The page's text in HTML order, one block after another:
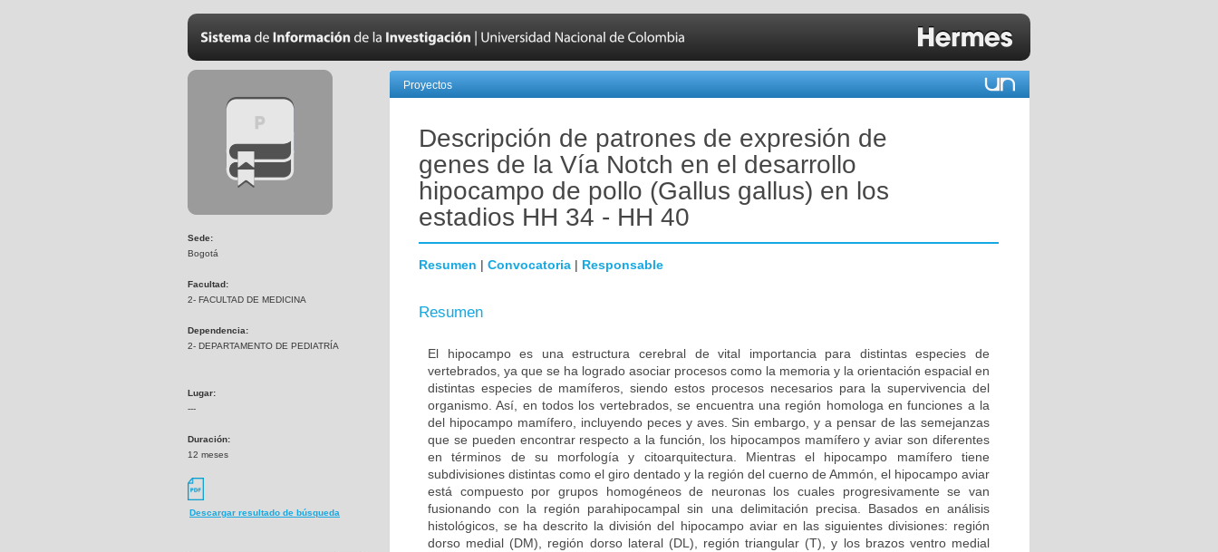
Sede:
Bogotá
Facultad:
2- FACULTAD DE MEDICINA
Dependencia:
2- DEPARTAMENTO DE PEDIATRÍA
Lugar:
---
Duración:
12 meses
Descargar resultado de búsqueda
Proyectos
Descripción de patrones de expresión de
genes de la Vía Notch en el desarrollo
hipocampo de pollo (Gallus gallus) en los
estadios HH 34 - HH 40
Resumen | Convocatoria | Responsable
Resumen
El hipocampo es una estructura cerebral de vital importancia para distintas especies de
vertebrados, ya que se ha logrado asociar procesos como la memoria y la orientación espacial en
distintas especies de mamíferos, siendo estos procesos necesarios para la supervivencia del
organismo. Así, en todos los vertebrados, se encuentra una región homologa en funciones a la
del hipocampo mamífero, incluyendo peces y aves. Sin embargo, y a pensar de las semejanzas
que se pueden encontrar respecto a la función, los hipocampos mamífero y aviar son diferentes
en términos de su morfología y citoarquitectura. Mientras el hipocampo mamífero tiene
subdivisiones distintas como el giro dentado y la región del cuerno de Ammón, el hipocampo aviar
está compuesto por grupos homogéneos de neuronas los cuales progresivamente se van
fusionando con la región parahipocampal sin una delimitación precisa. Basados en análisis
histológicos, se ha descrito la división del hipocampo aviar en las siguientes divisiones: región
dorso medial (DM), región dorso lateral (DL), región triangular (T), y los brazos ventro medial